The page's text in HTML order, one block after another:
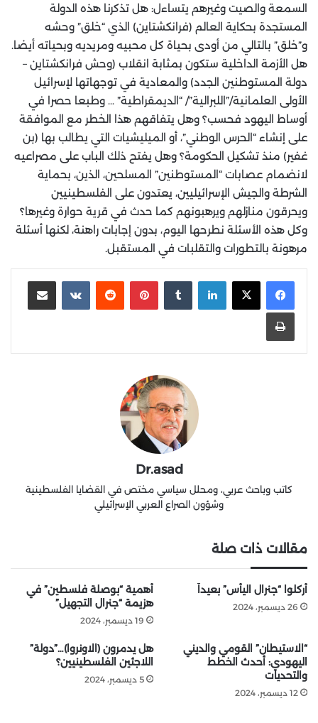
السمعة والصيت وغيرهم يتساءل: هل تذكرنا هذه الدولة
المستجدة بحكاية العالم (فرانكشتاين) الذي “خلق” وحشه
و”خلق” بالتالي من أودى بحياة كل محبيه ومريديه وبحياته أيضا.
هل الأزمة الداخلية ستكون بمثابة انقلاب (وحش فرانكشتاين –
دولة المستوطنين الجدد) والمعادية في توجهاتها لإسرائيل
الأولى العلمانية/”اللبرالية”/ “الديمقراطية” … وطبعا حصرا في
أوساط اليهود فحسب؟ وهل يتفاقهم هذا الخطر مع الموافقة
على إنشاء “الحرس الوطني”، أو الميليشيات التي يطالب بها (بن
غفير) منذ تشكيل الحكومة؟ وهل يفتح ذلك الباب على مصراعيه
لانضمام عصابات “المستوطنين” المسلحين، الذين، بحماية
الشرطة والجيش الإسرائيليين، يعتدون على الفلسطينيين
ويحرقون منازلهم ويرهبونهم كما حدث في قرية حوارة وغيرها؟
وكل هذه الأسئلة نطرحها اليوم، بدون إجابات راهنة، لكنها أسئلة
مرهونة بالتطورات والتقلبات في المستقبل.
لينكدإن بينتيريست
Dr.asad
كاتب وباحث عربي، ومحلل سياسي مختص في القضايا الفلسطينية
وشؤون الصراع العربي الإسرائيلي
مقالات ذات صلة
أُركلوا “جنرال اليأس” بعيداً
26 ديسمبر، 2024
أهمية “بوصلة فلسطين” في
هزيمة “جنرال التجهيل”
19 ديسمبر، 2024
“الاستيطان” القومي والديني
اليهودي: أحدث الخطط
والتحديات
12 ديسمبر، 2024
هل يدمرون (الاونروا)…”دولة”
اللاجئين الفلسطينيين؟
5 ديسمبر، 2024